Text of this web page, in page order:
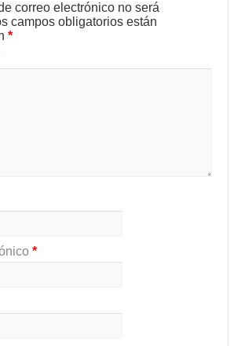
correo electrónico no será
campos obligatorios están
*
*